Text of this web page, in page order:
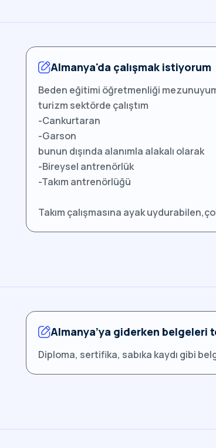
Almanya'da çalışmak istiyorum
Beden eğitimi öğretmenliği
turizm sektörde çalıştım
-Cankurtaran
-Garson
bunun dışında alanımla alakalı olarak
-Bireysel antrenörlük
-Takım antrenörlüğü
Takım çalışmasına ayak
Almanya’ya giderken belgeleri
Diploma, sertifika, sabıka kaydı gibi